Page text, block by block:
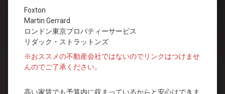
Foxton
Martin Gerrard
ロンドン東京プロパティーサービス
リダック・ストラットンズ
※おススメの不動産会社ではないのでリンクはつけませ
んのでご了承ください。
高い家賃でも予算内に収まっているからと安心はできま